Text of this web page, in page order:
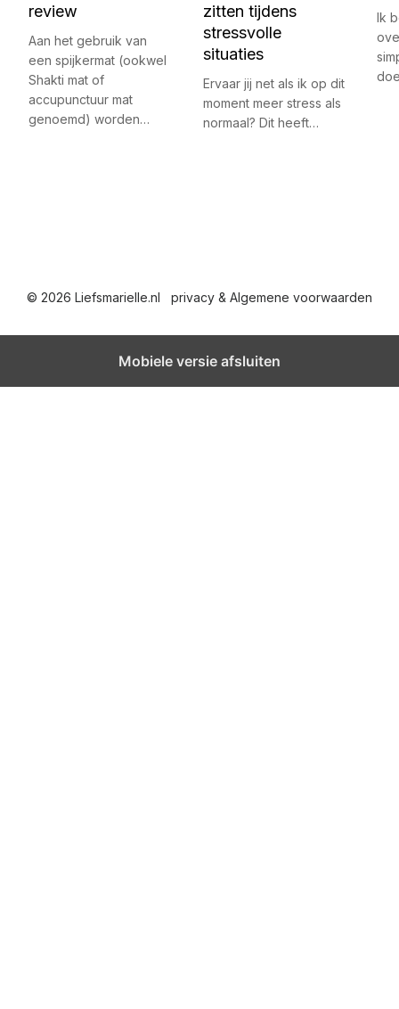
review
Aan het gebruik van
een spijkermat (ookwel
Shakti mat of
accupunctuur mat
genoemd) worden…
zitten tijdens
stressvolle
situaties
Ervaar jij net als ik op dit
moment meer stress als
normaal? Dit heeft…
Ik
© 2026 Liefsmarielle.nl privacy & Algemene voorwaarden
Mobiele versie afsluiten